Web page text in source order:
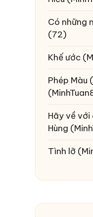
Có những
(72)
Khế ước
Phép Màu
Hãy về với
Hùng
Tình lỡ